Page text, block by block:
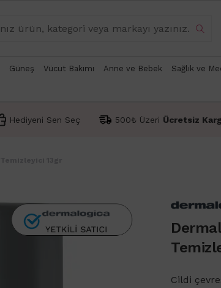
Güneş Vücut Bakımı Anne ve Bebek Sağlık ve
Hediyeni Sen Seç 500₺ Üzeri Ücretsiz
Cildi